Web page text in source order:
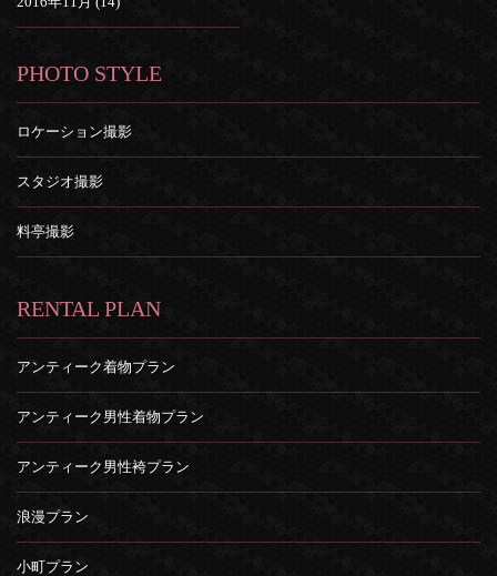
PHOTO STYLE
ロケーション撮影
スタジオ撮影
料亭撮影
RENTAL PLAN
アンティーク着物プラン
アンティーク男性着物プラン
アンティーク男性袴プラン
浪漫プラン
小町プラン